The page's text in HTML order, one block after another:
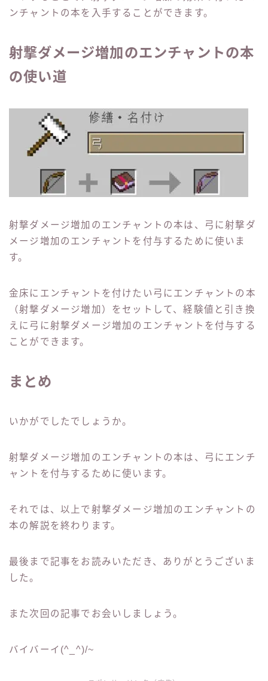
ンチャントの本を入手することができます。
射撃ダメージ増加のエンチャントの本
の使い道
射撃ダメージ増加のエンチャントの本は、弓に射撃ダ
メージ増加のエンチャントを付与するために使いま
す。
金床にエンチャントを付けたい弓にエンチャントの本
（射撃ダメージ増加）をセットして、経験値と引き換
えに弓に射撃ダメージ増加のエンチャントを付与する
ことができます。
まとめ
いかがでしたでしょうか。
射撃ダメージ増加のエンチャントの本は、弓にエンチ
ャントを付与するために使います。
それでは、以上で射撃ダメージ増加のエンチャントの
本の解説を終わります。
最後まで記事をお読みいただき、ありがとうございま
した。
また次回の記事でお会いしましょう。
バイバーイ(^_^)/~